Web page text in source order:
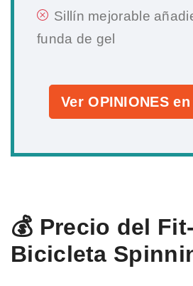
Sillín mejorable
funda de gel
Ver OPINIONES
💰 Precio del
Bicicleta